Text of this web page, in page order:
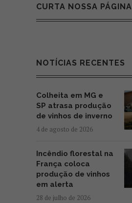
CURTA NOSSA PÁGINA
NOTÍCIAS RECENTES
Colheita em MG e
SP atrasa produção
de vinhos de inverno
4 de agosto de 2026
Incêndio florestal na
França coloca
produção de vinhos
em alerta
28 de julho de 2026